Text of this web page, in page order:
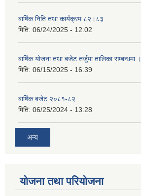
बार्षिक निति तथा कार्यक्रम ८२।८३
मिति: 06/24/2025 - 12:02
बार्षिक योजना तथा बजेट तर्जुमा तालिका सम्बन्धमा ।
मिति: 06/15/2025 - 16:39
बार्षिक बजेट २०८१-८२
मिति: 06/25/2024 - 13:28
अन्य
योजना तथा परियोजना